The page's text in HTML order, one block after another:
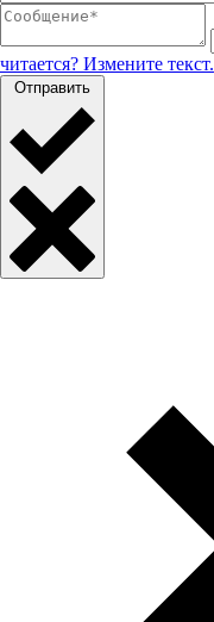
читается? Измените текст.
Отправить